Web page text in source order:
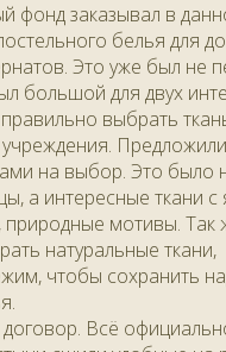
фонд заказывал в
белья для
Это уже был не
большой для двух
выбрать
Предложили
на выбор. Это было
а интересные ткани с
природные мотивы. Так
натуральные ткани,
чтобы сохранить
Всё